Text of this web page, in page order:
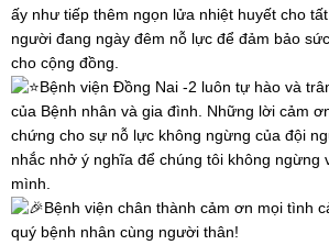
ấy như tiếp thêm ngọn lửa nhiệt huyết cho
người đang ngày đêm nỗ lực để đảm bảo
cho cộng đồng.
Bệnh viện Đồng Nai -2 luôn tự hào và
của Bệnh nhân và gia đình. Những lời cảm
chứng cho sự nỗ lực không ngừng của đội
nhắc nhở ý nghĩa để chúng tôi không ngừng
mình.
Bệnh viện chân thành cảm ơn mọi tình
quý bệnh nhân cùng người thân!